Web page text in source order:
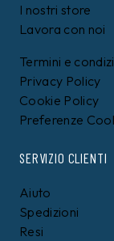
I nostri store
Lavora con noi
Termini e
Privacy Policy
Cookie Policy
Preferenze
SERVIZIO CLIENTI
Aiuto
Spedizioni
Resi